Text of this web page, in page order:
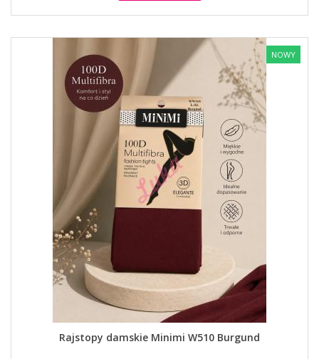
NOWY
Rajstopy damskie Minimi W510 Burgund